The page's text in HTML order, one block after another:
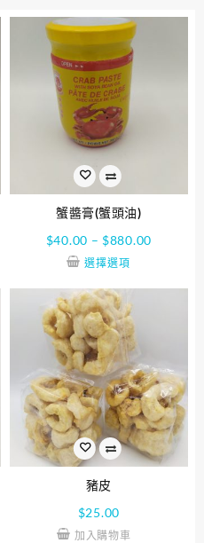
蟹醬膏(蟹頭油)
$40.00 – $880.00
選擇選項
豬皮
$25.00
加入購物車